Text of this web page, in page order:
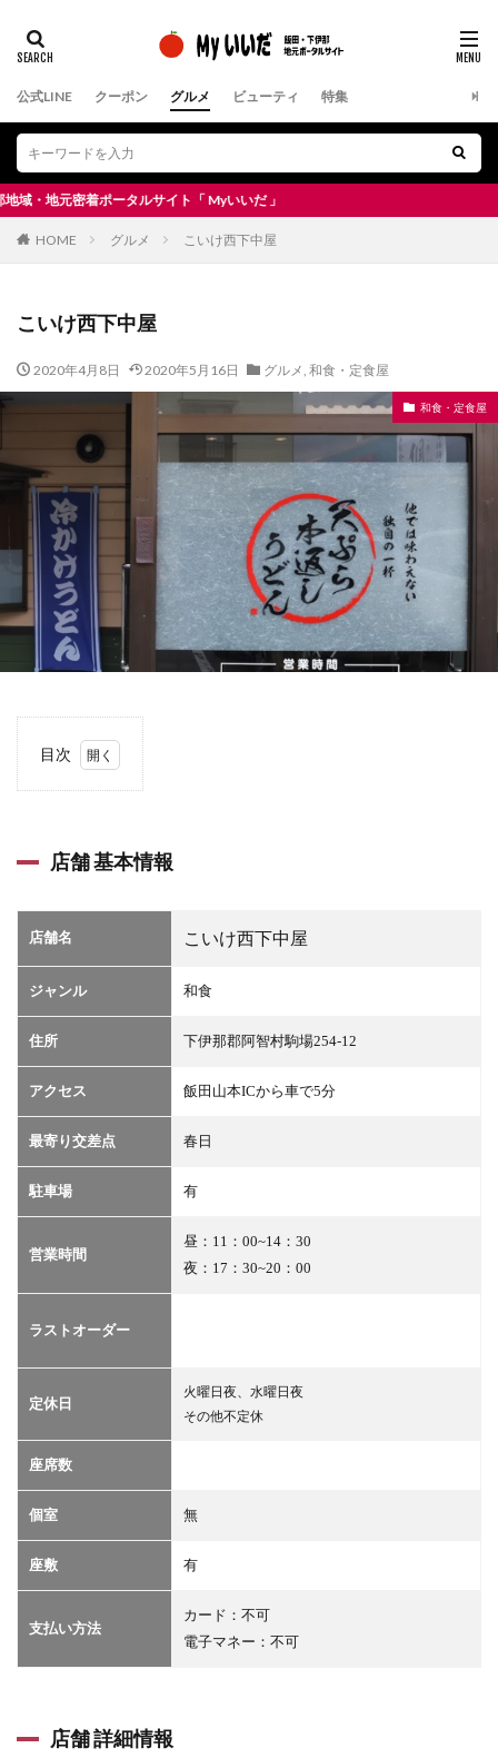
公式LINE クーポン グルメ ビューティ 特集
密着ポータルサイト「 Myいいだ 」
HOME グルメ こいけ西下中屋
こいけ西下中屋
2020年4月8日 2020年5月16日 グルメ, 和食・定食屋
和食・定食屋
目次
情報
地図
4
問い
合わ
せ
5
クー
ポン
店舗 基本情報
店舗名 こいけ西下中屋
ジャンル 和食
住所 下伊那郡阿智村駒場254-12
アクセス 飯田山本ICから車で5分
最寄り交差点 春日
駐車場 有
営業時間
昼：11：00~14：30
夜：17：30~20：00
ラストオーダー
定休日
火曜日夜、水曜日夜
その他不定休
座席数
個室 無
座敷 有
支払い方法
カード：不可
電子マネー：不可
店舗 詳細情報